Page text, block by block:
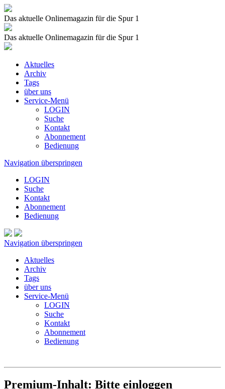
Das aktuelle Onlinemagazin für die Spur 1
Das aktuelle Onlinemagazin für die Spur 1
Aktuelles
Archiv
Tags
über uns
Service-Menü
LOGIN
Suche
Kontakt
Abonnement
Bedienung
Navigation überspringen
LOGIN
Suche
Kontakt
Abonnement
Bedienung
Navigation überspringen
Aktuelles
Archiv
Tags
über uns
Service-Menü
LOGIN
Suche
Kontakt
Abonnement
Bedienung
Premium-Inhalt: Bitte einloggen